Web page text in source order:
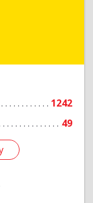
1242
49
ул, дом №